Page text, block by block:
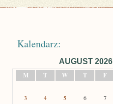
Kalendarz:
AUGUST 2026
M
T W T F
3
4 5 6 7